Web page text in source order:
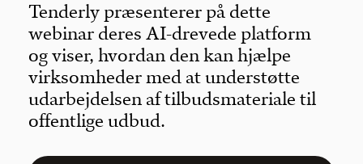
Tenderly præsenterer på dette
webinar deres AI-drevede platform
og viser, hvordan den kan hjælpe
virksomheder med at understøtte
udarbejdelsen af tilbudsmateriale til
offentlige udbud.